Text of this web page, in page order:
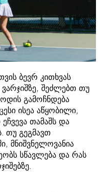
ბევრ კითხვას
შეძლებთ თუ
გამოჩნდება
ისეა აწყობილი,
თამაშს და
თუ გეგმავთ
მნიშვნელოვანია
სწავლება და რას